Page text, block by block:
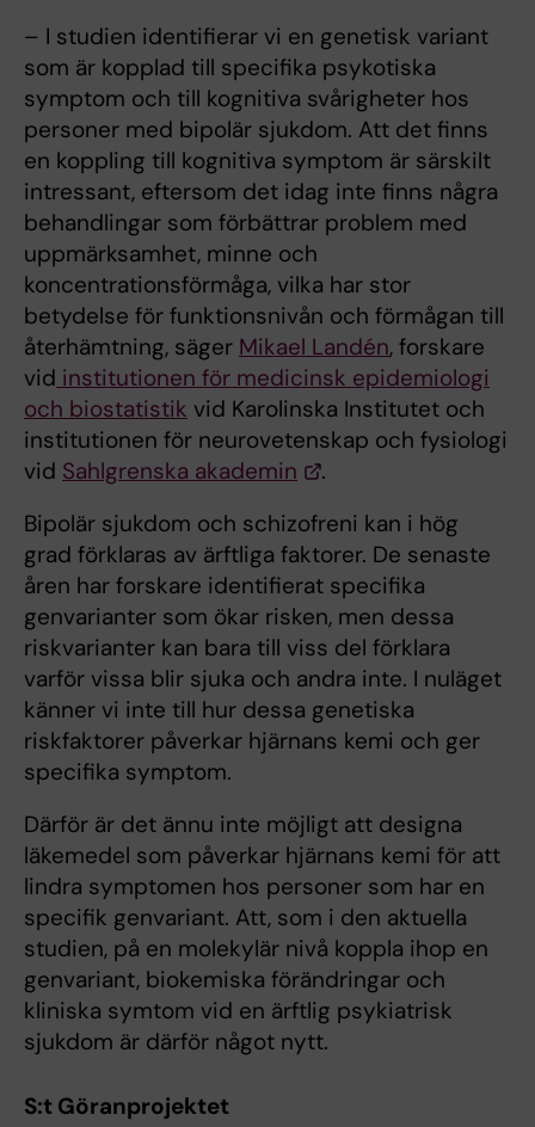
– I studien identifierar vi en genetisk variant
som är kopplad till specifika psykotiska
symptom och till kognitiva svårigheter hos
personer med bipolär sjukdom. Att det finns
en koppling till kognitiva symptom är särskilt
intressant, eftersom det idag inte finns några
behandlingar som förbättrar problem med
uppmärksamhet, minne och
koncentrationsförmåga, vilka har stor
betydelse för funktionsnivån och förmågan till
återhämtning, säger Mikael Landén, forskare
vid institutionen för medicinsk epidemiologi
och biostatistik vid Karolinska Institutet och
institutionen för neurovetenskap och fysiologi
vid Sahlgrenska akademin
.
Bipolär sjukdom och schizofreni kan i hög
grad förklaras av ärftliga faktorer. De senaste
åren har forskare identifierat specifika
genvarianter som ökar risken, men dessa
riskvarianter kan bara till viss del förklara
varför vissa blir sjuka och andra inte. I nuläget
känner vi inte till hur dessa genetiska
riskfaktorer påverkar hjärnans kemi och ger
specifika symptom.
Därför är det ännu inte möjligt att designa
läkemedel som påverkar hjärnans kemi för att
lindra symptomen hos personer som har en
specifik genvariant. Att, som i den aktuella
studien, på en molekylär nivå koppla ihop en
genvariant, biokemiska förändringar och
kliniska symtom vid en ärftlig psykiatrisk
sjukdom är därför något nytt.
S:t Göranprojektet